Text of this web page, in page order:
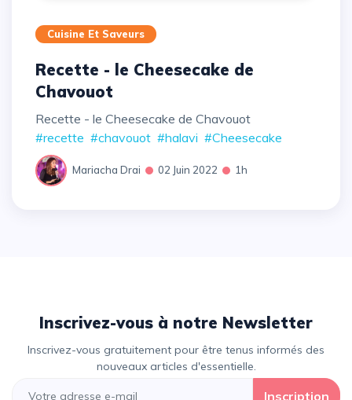
Cuisine Et Saveurs
Recette - le Cheesecake de
Chavouot
Recette - le Cheesecake de Chavouot
#recette #chavouot #halavi #Cheesecake
Mariacha Drai 02 Juin 2022 1h
Inscrivez-vous à notre Newsletter
Inscrivez-vous gratuitement pour être tenus informés des
nouveaux articles d'essentielle.
Inscription